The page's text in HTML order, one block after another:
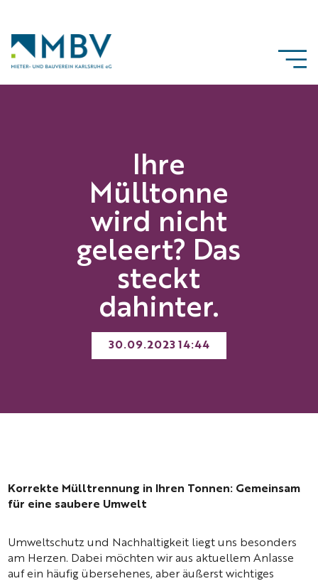
Ihre
Mülltonne
wird nicht
geleert? Das
steckt
dahinter.
30.09.2023 14:44
Korrekte Mülltrennung in Ihren Tonnen: Gemeinsam
für eine saubere Umwelt
Umweltschutz und Nachhaltigkeit liegt uns besonders
am Herzen. Dabei möchten wir aus aktuellem Anlasse
auf ein häufig übersehenes, aber äußerst wichtiges